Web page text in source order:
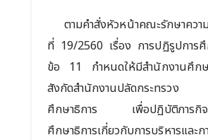
ตามคำสั่งหัวหน้าคณะรักษาควา
ที่ 19/2560 เรื่อง การปฏิรูปการ
ข้อ 11 กำหนดให้มีสำนักงานศึกษ
สังกัดสำนักงานปลัดกระทรว
ศึกษาธิการ เพื่อปฏิบัติภารกิจข
ศึกษาธิการเกี่ยวกับการบริหารและก